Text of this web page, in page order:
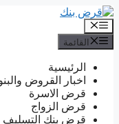
انتقل
إلى
المحتوى
القائمة
القائمة
الرئيسية
اخبار القروض
قرض الاسرة
قرض الزواج
قرض بنك التسليف